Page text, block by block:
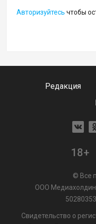
Авторизуйтесь чтобы
Редакция
18+
© Все
ООО
Свидетельство о